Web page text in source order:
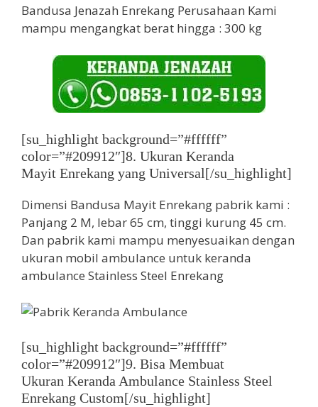
Bandusa Jenazah Enrekang Perusahaan Kami
mampu mengangkat berat hingga : 300 kg
[su_highlight background=”#ffffff”
color=”#209912″]8. Ukuran Keranda
Mayit Enrekang yang Universal[/su_highlight]
Dimensi Bandusa Mayit Enrekang pabrik kami :
Panjang 2 M, lebar 65 cm, tinggi kurung 45 cm.
Dan pabrik kami mampu menyesuaikan dengan
ukuran mobil ambulance untuk keranda
ambulance Stainless Steel Enrekang
[su_highlight background=”#ffffff”
color=”#209912″]9. Bisa Membuat
Ukuran Keranda Ambulance Stainless Steel
Enrekang Custom[/su_highlight]